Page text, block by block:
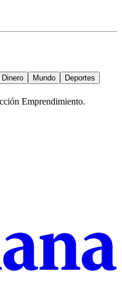
Dinero Mundo
Deportes
Emprendimiento.